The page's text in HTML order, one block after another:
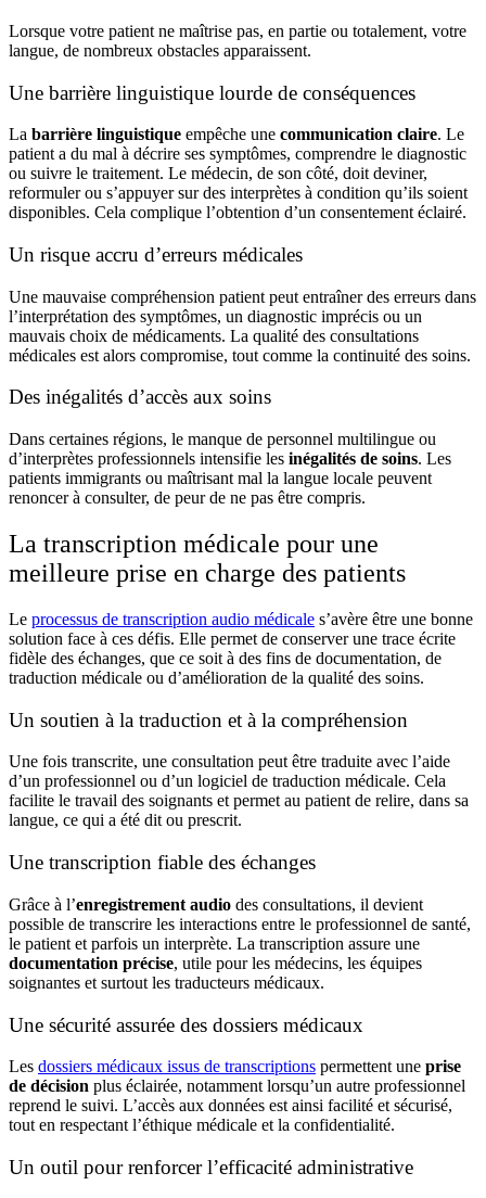
Lorsque votre patient ne maîtrise pas, en partie ou totalement, votre
langue, de nombreux obstacles apparaissent.
Une barrière linguistique lourde de conséquences
La barrière linguistique empêche une communication claire. Le
patient a du mal à décrire ses symptômes, comprendre le diagnostic
ou suivre le traitement. Le médecin, de son côté, doit deviner,
reformuler ou s’appuyer sur des interprètes à condition qu’ils soient
disponibles. Cela complique l’obtention d’un consentement éclairé.
Un risque accru d’erreurs médicales
Une mauvaise compréhension patient peut entraîner des erreurs dans
l’interprétation des symptômes, un diagnostic imprécis ou un
mauvais choix de médicaments. La qualité des consultations
médicales est alors compromise, tout comme la continuité des soins.
Des inégalités d’accès aux soins
Dans certaines régions, le manque de personnel multilingue ou
d’interprètes professionnels intensifie les inégalités de soins. Les
patients immigrants ou maîtrisant mal la langue locale peuvent
renoncer à consulter, de peur de ne pas être compris.
La transcription médicale pour une
meilleure prise en charge des patients
Le processus de transcription audio médicale s’avère être une bonne
solution face à ces défis. Elle permet de conserver une trace écrite
fidèle des échanges, que ce soit à des fins de documentation, de
traduction médicale ou d’amélioration de la qualité des soins.
Un soutien à la traduction et à la compréhension
Une fois transcrite, une consultation peut être traduite avec l’aide
d’un professionnel ou d’un logiciel de traduction médicale. Cela
facilite le travail des soignants et permet au patient de relire, dans sa
langue, ce qui a été dit ou prescrit.
Une transcription fiable des échanges
Grâce à l’enregistrement audio des consultations, il devient
possible de transcrire les interactions entre le professionnel de santé,
le patient et parfois un interprète. La transcription assure une
documentation précise, utile pour les médecins, les équipes
soignantes et surtout les traducteurs médicaux.
Une sécurité assurée des dossiers médicaux
Les dossiers médicaux issus de transcriptions permettent une prise
de décision plus éclairée, notamment lorsqu’un autre professionnel
reprend le suivi. L’accès aux données est ainsi facilité et sécurisé,
tout en respectant l’éthique médicale et la confidentialité.
Un outil pour renforcer l’efficacité administrative